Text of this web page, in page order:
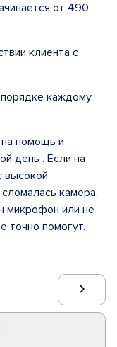
от 490
клиента с
каждому
помощь и
день . Если на
высокой
камера,
микрофон или не
точно помогут.